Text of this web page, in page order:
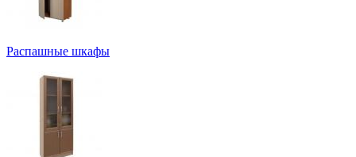
Распашные шкафы